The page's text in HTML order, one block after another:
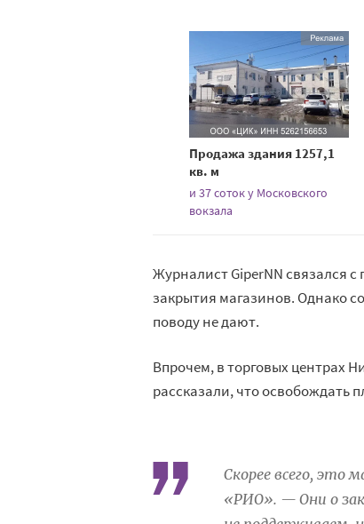
Продажа здания 1257,1
кв. м
и 37 соток у Московского
вокзала
Журналист GiperNN связался
закрытия магазинов. Однако
поводу не дают.
Впрочем, в торговых центрах
рассказали, что освобождать
Скорее всего, это
«РИО». — Они о